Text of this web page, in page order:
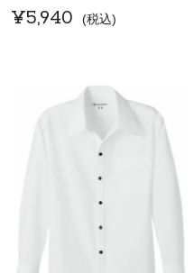
¥5,940 税込